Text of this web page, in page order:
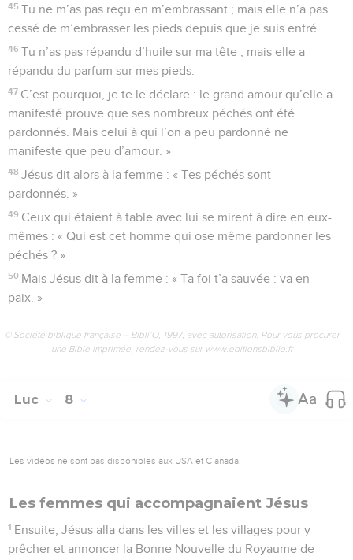
45 Tu ne m’as pas reçu en m’embrassant ; mais elle n’a pas
cessé de m’embrasser les pieds depuis que je suis entré.
46 Tu n’as pas répandu d’huile sur ma tête ; mais elle a
répandu du parfum sur mes pieds.
47 C’est pourquoi, je te le déclare : le grand amour qu’elle a
manifesté prouve que ses nombreux péchés ont été
pardonnés. Mais celui à qui l’on a peu pardonné ne
manifeste que peu d’amour. »
48 Jésus dit alors à la femme : « Tes péchés sont
pardonnés. »
49 Ceux qui étaient à table avec lui se mirent à dire en eux-
mêmes : « Qui est cet homme qui ose même pardonner les
péchés ? »
50 Mais Jésus dit à la femme : « Ta foi t’a sauvée : va en
paix. »
© Société biblique française – Bibli’O, 1997, avec autorisation. Pour vous procurer
une Bible imprimée, rendez-vous sur www.editionsbiblio.fr
Luc 8
Les vidéos ne sont pas disponibles aux USA et C anada.
Les femmes qui accompagnaient Jésus
1 Ensuite, Jésus alla dans les villes et les villages pour y
prêcher et annoncer la Bonne Nouvelle du Royaume de